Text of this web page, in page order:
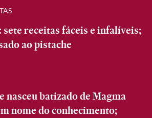
receitas fáceis e infalíveis;
ao pistache
nasceu batizado de Magma
nome do conhecimento;